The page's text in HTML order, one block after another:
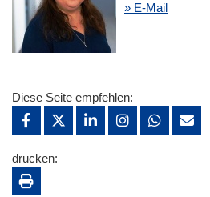
» E-Mail
Diese Seite empfehlen:
drucken: